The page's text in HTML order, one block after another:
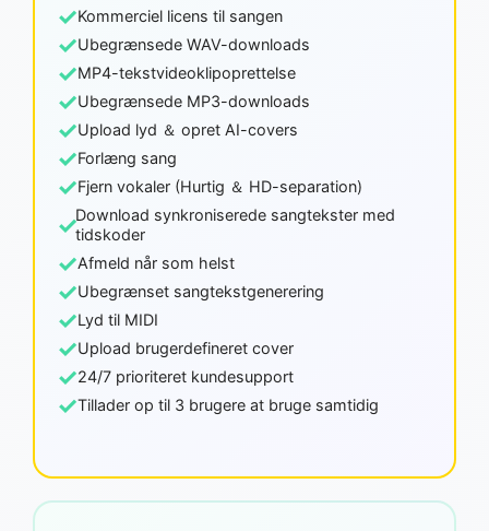
✓Kommerciel licens til sangen
✓Ubegrænsede WAV-downloads
✓MP4-tekstvideoklipoprettelse
✓Ubegrænsede MP3-downloads
✓Upload lyd ＆ opret AI-covers
✓Forlæng sang
✓Fjern vokaler (Hurtig ＆ HD-separation)
✓Download synkroniserede sangtekster med
tidskoder
✓Afmeld når som helst
✓Ubegrænset sangtekstgenerering
✓Lyd til MIDI
✓Upload brugerdefineret cover
✓24/7 prioriteret kundesupport
✓Tillader op til 3 brugere at bruge samtidig